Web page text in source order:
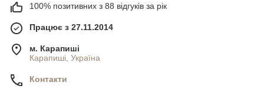
100% позитивних з 88 відгуків за рік
Працює з 27.11.2014
м. Карапиші
Карапиші, Україна
Контакти